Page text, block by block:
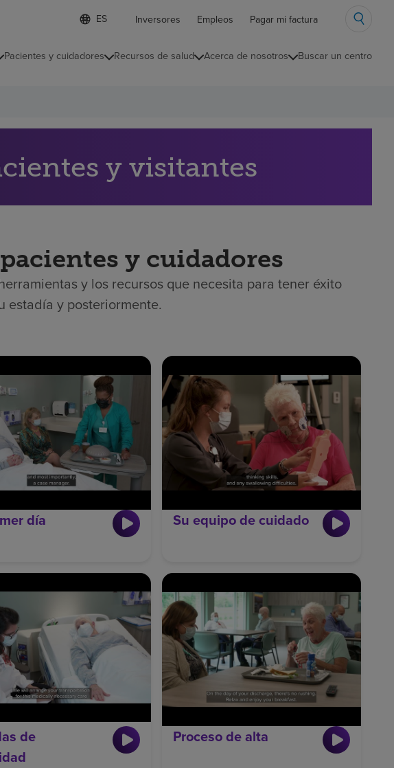
Lista
de
contraída
d
o
e
i
a
Inversores Empleos Pagar mi factura
Pacientes y cuidadores Recursos de salud Acerca de nosotros Buscar un centro
y visitantes
y cuidadores
y los recursos que necesita para tener éxito
estadía y posteriormente.
día Su equipo de cuidado
de
Proceso de alta